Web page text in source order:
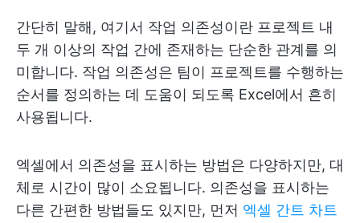
간단히 말해, 여기서 작업 의존성이란 프로젝트 내
두 개 이상의 작업 간에 존재하는 단순한 관계를 의
미합니다. 작업 의존성은 팀이 프로젝트를 수행하는
순서를 정의하는 데 도움이 되도록 Excel에서 흔히
사용됩니다.
엑셀에서 의존성을 표시하는 방법은 다양하지만, 대
체로 시간이 많이 소요됩니다. 의존성을 표시하는
다른 간편한 방법들도 있지만, 먼저 엑셀 간트 차트